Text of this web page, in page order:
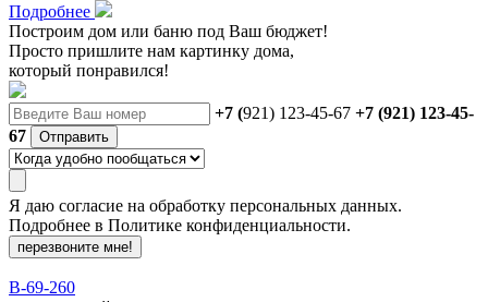
Подробнее
Построим дом или баню под Ваш бюджет!
Просто пришлите нам картинку дома,
который понравился!
+7 (921) 123-45-67 +7 (921) 123-45-
67
Отправить
Я даю согласие на обработку персональных данных.
Подробнее в Политике конфиденциальности.
перезвоните мне!
В-69-260